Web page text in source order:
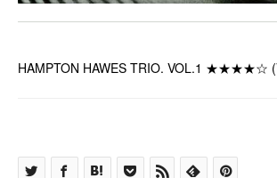
HAMPTON HAWES TRIO. VOL.1 ★★★★☆